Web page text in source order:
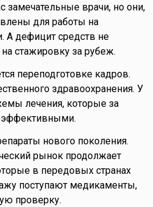
замечательные врачи, но они,
для работы на
А дефицит средств не
стажировку за рубеж.
переподготовке кадров.
здравоохранения. У
лечения, которые за
нового поколения.
рынок продолжает
в передовых странах
поступают медикаменты,
проверку.